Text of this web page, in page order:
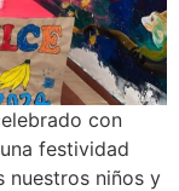
con
festividad
nuestros niños y